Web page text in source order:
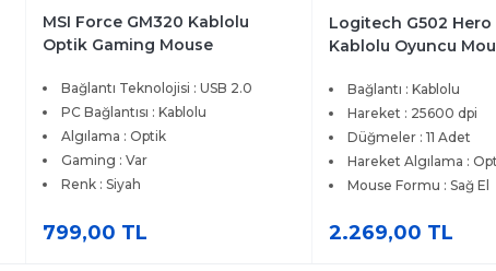
MSI Force GM320 Kablolu
Optik Gaming Mouse
Bağlantı Teknolojisi : USB 2.0
PC Bağlantısı : Kablolu
Algılama : Optik
Gaming : Var
Renk : Siyah
799,00 TL
Logitech G502
Kablolu Oyuncu
Bağlantı : Kablolu
Hareket : 25600 dpi
Düğmeler : 11 Adet
Hareket Algılama :
Mouse Formu : Sağ El
2.269,00 TL